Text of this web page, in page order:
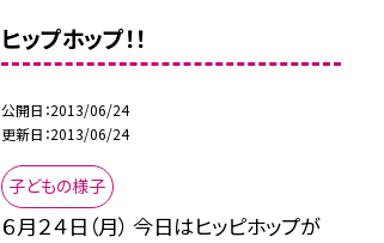
ヒップホップ！！
公開日 2013/06/24
更新日 2013/06/24
子どもの様子
６月２４日（月） 今日はヒッピホップが